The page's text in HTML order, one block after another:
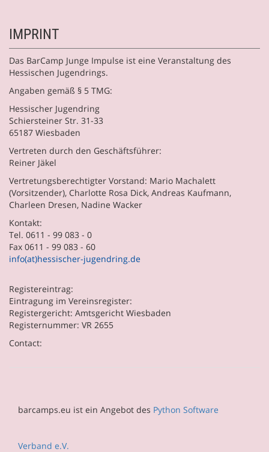
IMPRINT
Das BarCamp Junge Impulse ist eine Veranstaltung des
Hessischen Jugendrings.
Angaben gemäß § 5 TMG:
Hessischer Jugendring
Schiersteiner Str. 31-33
65187 Wiesbaden
Vertreten durch den Geschäftsführer:
Reiner Jäkel
Vertretungsberechtigter Vorstand: Mario Machalett
(Vorsitzender), Charlotte Rosa Dick, Andreas Kaufmann,
Charleen Dresen, Nadine Wacker
Kontakt:
Tel. 0611 - 99 083 - 0
Fax 0611 - 99 083 - 60
info(at)hessischer-jugendring.de
Registereintrag:
Eintragung im Vereinsregister:
Registergericht: Amtsgericht Wiesbaden
Registernummer: VR 2655
Contact:
barcamps.eu ist ein Angebot des Python Software
Verband e.V.